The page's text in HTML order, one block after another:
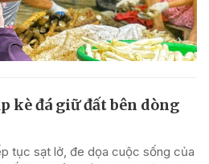
kè đá giữ đất bên dòng
tục sạt lở, đe dọa cuộc sống của